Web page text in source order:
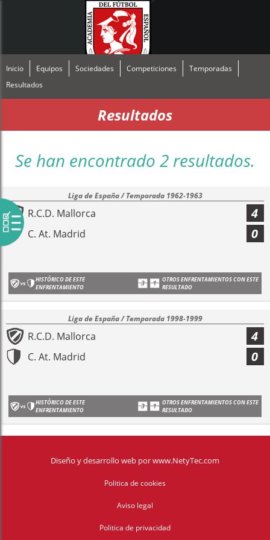
Inicio Equipos Sociedades Competiciones
Temporadas
Resultados
Resultados
Se han encontrado 2 resultados.
Liga de España / Temporada 1962-1963
R.C.D. Mallorca 4
C. At. Madrid 0
HISTÓRICO DE ESTE
ENFRENTAMIENTO
OTROS ENFRENTAMIENTOS CON ESTE
RESULTADO
Liga de España / Temporada 1998-1999
R.C.D. Mallorca 4
C. At. Madrid 0
HISTÓRICO DE ESTE
ENFRENTAMIENTO
OTROS ENFRENTAMIENTOS CON ESTE
RESULTADO
Diseño y desarrollo web porwww.NetyTec.com
Politica de cookies
Aviso legal
Politica de privacidad